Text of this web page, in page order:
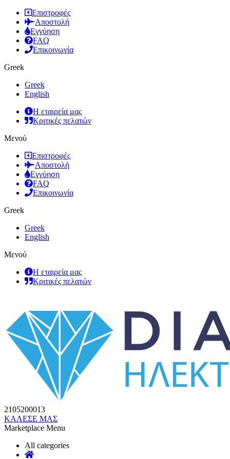
Επιστροφές
Αποστολή
Εγγύηση
FAQ
Επικοινωνία
Greek
Greek
English
Η εταιρεία μας
Κριτικές πελατών
Μενού
Επιστροφές
Αποστολή
Εγγύηση
FAQ
Επικοινωνία
Greek
Greek
English
Μενού
Η εταιρεία μας
Κριτικές πελατών
2105200013
ΚΑΛΕΣΕ ΜΑΣ
Marketplace Menu
All categories